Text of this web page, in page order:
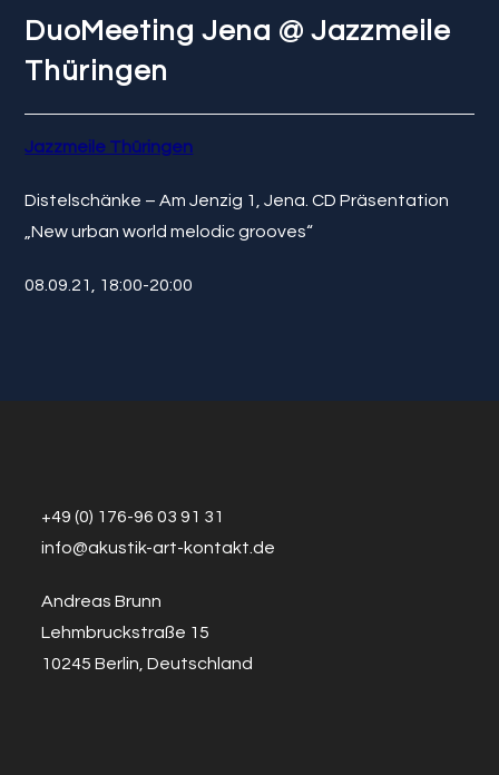
DuoMeeting Jena @ Jazzmeile
Thüringen
Jazzmeile Thüringen
Distelschänke – Am Jenzig 1, Jena. CD Präsentation
„New urban world melodic grooves“
08.09.21, 18:00-20:00
+49 (0) 176-96 03 91 31
info@akustik-art-kontakt.de
Andreas Brunn
Lehmbruckstraße 15
10245 Berlin, Deutschland